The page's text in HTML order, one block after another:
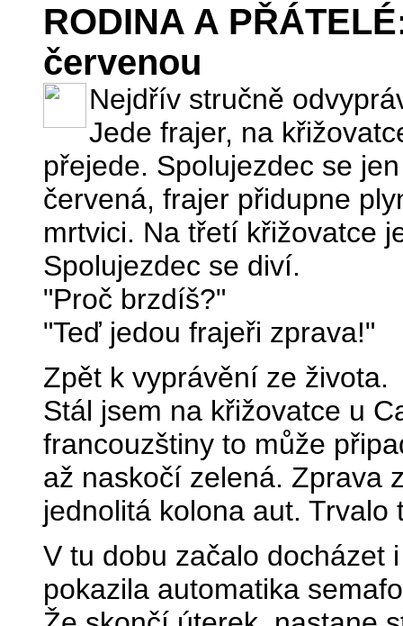
RODINA A
červenou
Nejdřív stručně
Jede frajer, na
přejede. Spolujezdec se
červená, frajer přidupne
mrtvici. Na třetí křižovatce
Spolujezdec se diví.
"Proč brzdíš?"
"Teď jedou frajeři zprava!"
Zpět k vyprávění ze života.
Stál jsem na křižovatce u
francouzštiny to může
až naskočí zelená. Zprava
jednolitá kolona aut.
V tu dobu začalo docházet
pokazila automatika